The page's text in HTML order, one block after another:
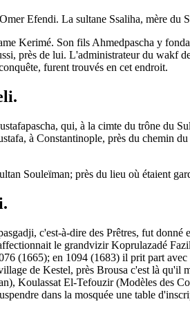
Efendi. La sultane Ssaliha, mère du
Kerimé. Son fils Ahmedpascha y
près de lui. L'administrateur du
furent trouvés en cet endroit.
qui, à la cimte du trône du
à Constantinople, près du chemin
Souleïman; près du lieu où étaient
c'est-à-dire des Prêtres, fut
le grandvizir Koprulazadé
(1665); en 1094 (1683) il prit part
de Kestel, près Brousa c'est là qu'il
Koulassat El-Tefouzir (Modèles des
dans la mosquée une table